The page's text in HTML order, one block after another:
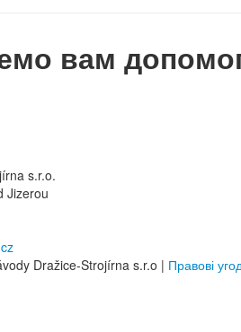
вам
s.r.o.
Jizerou
Dražice-Strojírna s.r.o | Правові